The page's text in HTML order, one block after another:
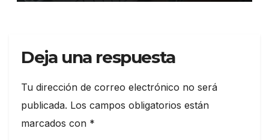
Deja una respuesta
Tu dirección de correo electrónico no será
publicada. Los campos obligatorios están
marcados con *